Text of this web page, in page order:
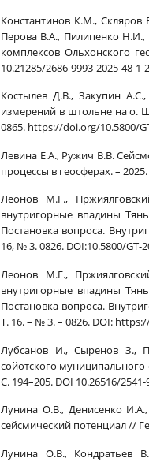
Константинов К.М., Скляров
Перова В.А., Пилипенко Н.И.,
комплексов Ольхонского
10.21285/2686-9993-2025-48-1-
Костылев Д.В., Закупин
измерений в штольне на о.
0865. https://doi.org/10.5800/
Левина Е.А., Ружич В.В.
процессы в геосферах. –
Леонов М.Г.,
внутригорные впадины
Постановка вопроса.
16, № 3. 0826. DOI:10.5800/GT-
Леонов М.Г.,
внутригорные впадины
Постановка вопроса.
Т. 16. – № 3. – 0826. DOI:
Лубсанов И., Сыренов З.,
сойотского
С. 194–205. DOI 10.26516/2541-
Лунина О.В., Денисенко
сейсмический потенциал //
Лунина О.В., Кондратьев